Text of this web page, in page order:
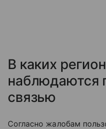
В каких
наблюдаются
связью
Согласно жалобам